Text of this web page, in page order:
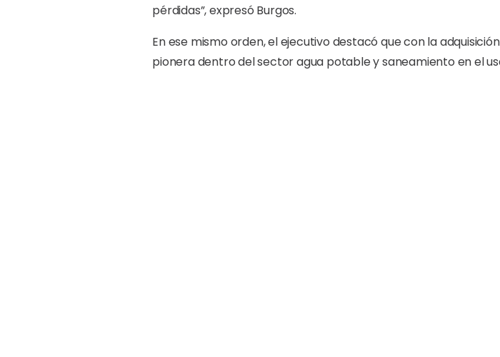
pérdidas”, expresó Burgos.
En ese mismo orden, el ejecutivo destacó que con la
pionera dentro del sector agua potable y saneamiento en el